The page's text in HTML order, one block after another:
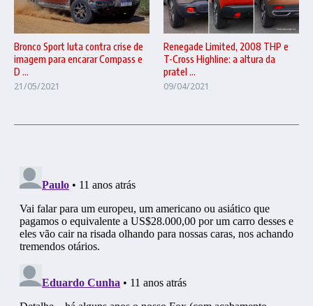
Bronco Sport luta contra crise de
imagem para encarar Compass e
D ...
21/05/2021
Renegade Limited, 2008 THP e
T-Cross Highline: a altura da
pratel ...
09/04/2021